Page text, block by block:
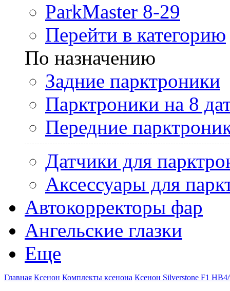
ParkMaster 8-29
Перейти в категорию
По назначению
Задние парктроники
Парктроники на 8
Передние
Датчики для
Аксессуары для
Автокорректоры фар
Ангельские глазки
Еще
Главная Ксенон Комплекты ксенона Ксенон Silverstone F1